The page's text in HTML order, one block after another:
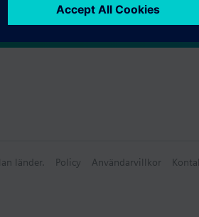
och inte som fördelningsventil. Vid
länder. Policy Användarvillkor